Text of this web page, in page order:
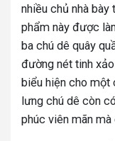
nhiều chủ nhà bày
phẩm này được
ba chú dê quây
đường nét tinh
biểu hiện cho một
lưng chú dê còn
phúc viên mãn